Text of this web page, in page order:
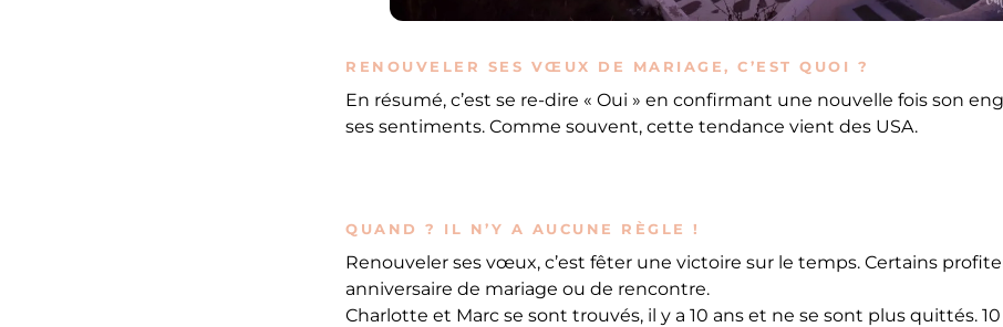
RENOUVELER SES VŒUX DE MARIAGE, C’EST QUOI ?
En résumé, c’est se re-dire « Oui » en confirmant une nouvelle fois son
ses sentiments. Comme souvent, cette tendance vient des USA.
QUAND ? IL N’Y A AUCUNE RÈGLE !
Renouveler ses vœux, c’est fêter une victoire sur le temps. Certains
anniversaire de mariage ou de rencontre.
Charlotte et Marc se sont trouvés, il y a 10 ans et ne se sont plus quittés. 10